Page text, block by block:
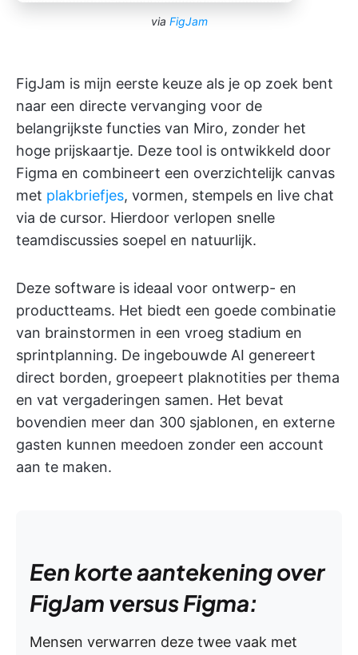
via FigJam
FigJam is mijn eerste keuze als je op zoek bent
naar een directe vervanging voor de
belangrijkste functies van Miro, zonder het
hoge prijskaartje. Deze tool is ontwikkeld door
Figma en combineert een overzichtelijk canvas
met plakbriefjes, vormen, stempels en live chat
via de cursor. Hierdoor verlopen snelle
teamdiscussies soepel en natuurlijk.
Deze software is ideaal voor ontwerp- en
productteams. Het biedt een goede combinatie
van brainstormen in een vroeg stadium en
sprintplanning. De ingebouwde AI genereert
direct borden, groepeert plaknotities per thema
en vat vergaderingen samen. Het bevat
bovendien meer dan 300 sjablonen, en externe
gasten kunnen meedoen zonder een account
aan te maken.
Een korte aantekening over
FigJam versus Figma:
Mensen verwarren deze twee vaak met